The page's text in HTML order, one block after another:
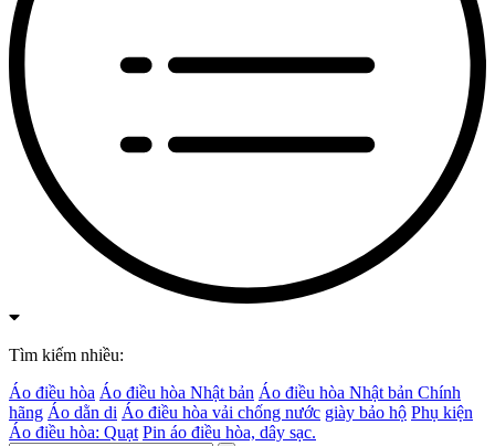
Tìm kiếm nhiều:
Áo điều hòa Áo điều hòa Nhật bản Áo điều hòa Nhật bản Chính
hãng Áo dằn di Áo điều hòa vải chống nước giày bảo hộ Phụ kiện
Áo điều hòa: Quạt Pin áo điều hòa, dây sạc.